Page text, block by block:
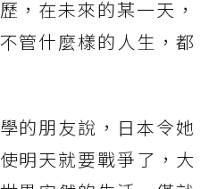
，在未來的某一天，
管什麼樣的人生，都
的朋友說，日本令她
明天就要戰爭了，大